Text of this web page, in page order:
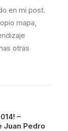
en mi post.
mapa,
otras
–
Juan Pedro